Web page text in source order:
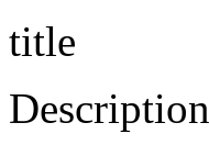
title
Description